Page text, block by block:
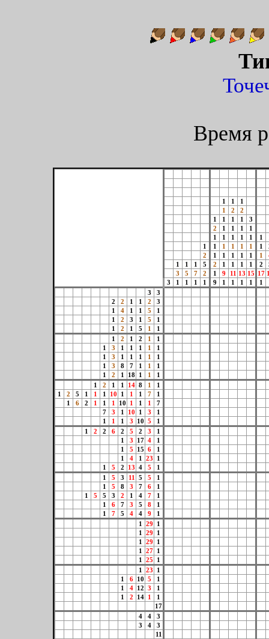
Время
1 1
1
1
2
2
1
1 1 1
3
2
1 1 1
1
1
1 1 1 1 1
1
1 1 1 1 1 1
2
1 1 1 1 1 1
1
1 1 5 2 1 1 1 1 2
3
5 7 2 1 9 11 13 15 17
3
1 1 1 1 9 1 1 1 1 1
3
3
2
2 1 1 2
3
1
4 1 1 5
1
1
2 3 1 5
1
1
2 1 5 1
1
1
2 1 2 1
1
1
3 1 1 1 1
1
1
3 1 1 1 1
1
1
3 8 7 1 1
1
1
2 1 18 1 1
1
1
2 1 1 14 8 1
1
1
2 5 1 1 1 10 1 1 1 7
1
1
6 2 1 1 1 10 1 1 1
7
7
3 1 10 1 3
1
1
1 1 3 10 5
1
1
2 2 6 2 5 2 3
1
1
3 17 4
1
1
5 15 6
1
1
4 1 23
1
1
5 2 13 4 5
1
1
5 3 11 5 5
1
1
5 8 3 7 6
1
1
5 5 3 2 1 4 7
1
1
6 7 3 5 8
1
1
7 5 4 4 9
1
1
29
1
1
29
1
1
29
1
1
27 1
1
25
1
1
23
1
1
6 10 5
1
1
4 12 3
1
1
2 14 1
1
17
4
4
3
3
4
3
11